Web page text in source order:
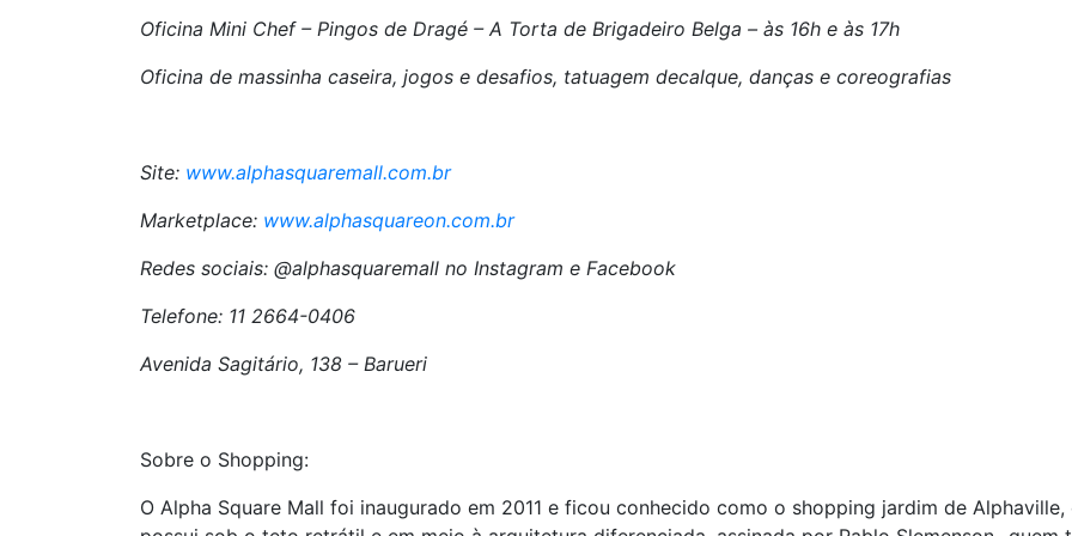
Oficina Mini Chef – Pingos de Dragé – A Torta de Brigadeiro Belga – às 16h e às 17h
Oficina de massinha caseira, jogos e desafios, tatuagem decalque, danças e coreografias
Site: www.alphasquaremall.com.br
Marketplace: www.alphasquareon.com.br
Redes sociais: @alphasquaremall no Instagram e Facebook
Telefone: 11 2664-0406
Avenida Sagitário, 138 – Barueri
Sobre o Shopping:
O Alpha Square Mall foi inaugurado em 2011 e ficou conhecido como o shopping jardim de